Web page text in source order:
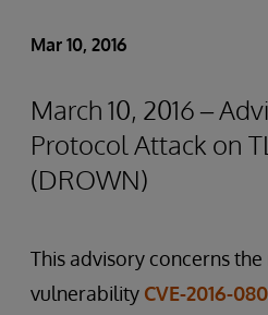
Mar 10, 2016
March 10, 2016 –
Protocol Attack on
(DROWN)
This advisory concerns
vulnerability CVE-2016-